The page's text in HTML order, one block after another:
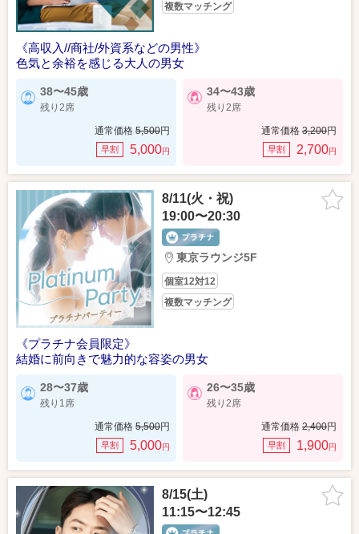
複数マッチング
《高収入//商社/外資系などの男性》
色気と余裕を感じる大人の男女
38〜45歳
残り2席
通常価格 5,500円
早割 5,000円
34〜43歳
残り2席
通常価格 3,200円
早割 2,700円
8/11(火・祝)
19:00〜20:30
東京ラウンジ5F
個室12対12
複数マッチング
《プラチナ会員限定》
結婚に前向きで魅力的な容姿の男女
28〜37歳
残り1席
通常価格 5,500円
早割 5,000円
26〜35歳
残り2席
通常価格 2,400円
早割 1,900円
8/15(土)
11:15〜12:45